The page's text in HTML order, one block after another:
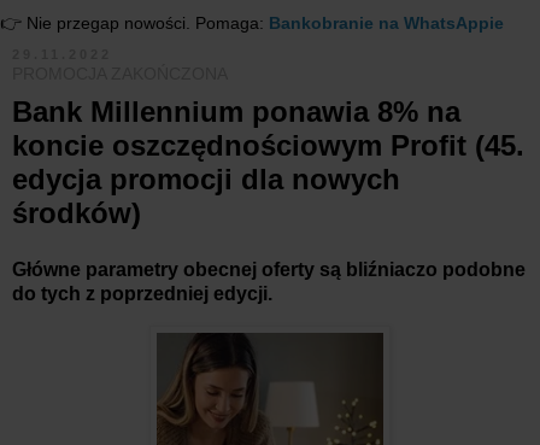
👉 Nie przegap nowości. Pomaga: Bankobranie na WhatsAppie
Bank Millennium ponawia 8% na
koncie oszczędnościowym Profit (45.
edycja promocji dla nowych
środków)
Główne parametry obecnej oferty są bliźniaczo podobne
do tych z poprzedniej edycji.